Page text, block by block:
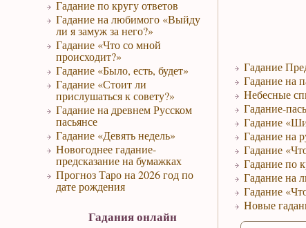
Гадание по кругу ответов
Гадание на любимого «Выйду
ли я замуж за него?»
Гадание «Что со мной
происходит?»
Гадание «Было, есть, будет»
Гадание «Стоит ли
прислушаться к совету?»
Гадание на древнем Русском
пасьянсе
Гадание «Девять недель»
Новогоднее гадание-
предсказание на бумажках
Прогноз Таро на 2026 год по
дате рождения
Гадания онлайн
Гадание
Гадание на
Небесные
Гадание-
Гадание
Гадание на
Гадание
Гадание по
Гадание на
Гадание
Новые